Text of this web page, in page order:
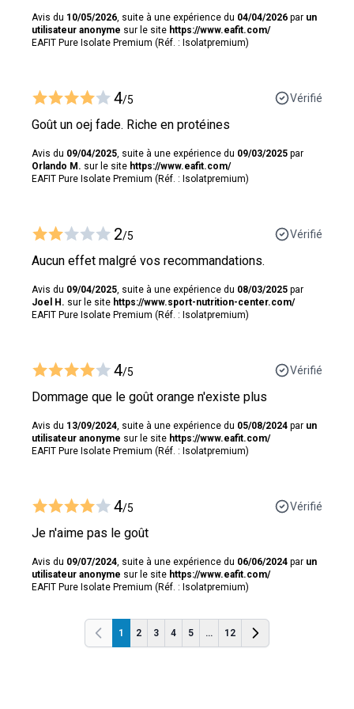
Avis du 10/05/2026 , suite à une expérience du 04/04/2026 par un
utilisateur anonyme sur le site https://www.eafit.com/
EAFIT Pure Isolate Premium (Réf. : Isolatpremium)
4/5 Vérifié
Goût un oej fade. Riche en protéines
Avis du 09/04/2025 , suite à une expérience du 09/03/2025 par
Orlando M. sur le site https://www.eafit.com/
EAFIT Pure Isolate Premium (Réf. : Isolatpremium)
2/5 Vérifié
Aucun effet malgré vos recommandations.
Avis du 09/04/2025 , suite à une expérience du 08/03/2025 par
Joel H. sur le site https://www.sport-nutrition-center.com/
EAFIT Pure Isolate Premium (Réf. : Isolatpremium)
4/5 Vérifié
Dommage que le goût orange n'existe plus
Avis du 13/09/2024 , suite à une expérience du 05/08/2024 par un
utilisateur anonyme sur le site https://www.eafit.com/
EAFIT Pure Isolate Premium (Réf. : Isolatpremium)
4/5 Vérifié
Je n'aime pas le goût
Avis du 09/07/2024 , suite à une expérience du 06/06/2024 par un
utilisateur anonyme sur le site https://www.eafit.com/
EAFIT Pure Isolate Premium (Réf. : Isolatpremium)
Précédent
1 2 3 4 5 ... 12
Précédent